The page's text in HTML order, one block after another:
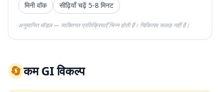
मिनी वॉक
सीढ़ियाँ चढ़ें 5-8 मिनट
अनुमानित मॉडल — व्यक्तिगत प्रतिक्रियाएँ भिन्न होती हैं। चिकित्सा सलाह नहीं है।
🔄कम GI विकल्प